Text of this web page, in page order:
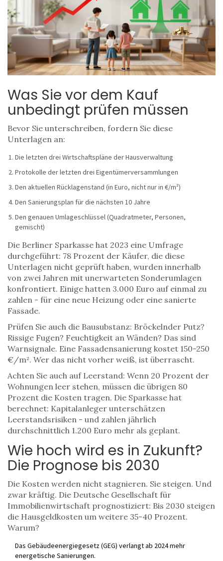
Was Sie vor dem Kauf
unbedingt prüfen müssen
Bevor Sie unterschreiben, fordern Sie diese
Unterlagen an:
Die letzten drei Wirtschaftspläne der Hausverwaltung
Protokolle der letzten drei Eigentümerversammlungen
Den aktuellen Rücklagenstand (in Euro, nicht nur in €/m²)
Den Sanierungsplan für die nächsten 10 Jahre
Den genauen Umlageschlüssel (Quadratmeter, Personen,
gemischt)
Die Berliner Sparkasse hat 2023 eine Umfrage
durchgeführt: 78 Prozent der Käufer, die diese
Unterlagen nicht geprüft haben, wurden innerhalb
von zwei Jahren mit unerwarteten Sonderumlagen
konfrontiert. Einige hatten 3.000 Euro auf einmal zu
zahlen - für eine neue Heizung oder eine sanierte
Fassade.
Prüfen Sie auch die Bausubstanz: Bröckelnder Putz?
Rissige Fugen? Feuchtigkeit an Wänden? Das sind
Warnsignale. Eine Fassadensanierung kostet 150-250
€/m². Wer das nicht vorher weiß, ist überrascht.
Achten Sie auch auf Leerstand: Wenn 20 Prozent der
Wohnungen leer stehen, müssen die übrigen 80
Prozent die Kosten tragen. Die Sparkasse hat
berechnet: Kapitalanleger unterschätzen
Leerstandsrisiken - und zahlen jährlich
durchschnittlich 1.200 Euro mehr als geplant.
Wie hoch wird es in Zukunft?
Die Prognose bis 2030
Die Kosten werden nicht stagnieren. Sie steigen. Und
zwar kräftig. Die Deutsche Gesellschaft für
Immobilienwirtschaft prognostiziert: Bis 2030 steigen
die Hausgeldkosten um weitere 35-40 Prozent.
Warum?
Das Gebäudeenergiegesetz (GEG) verlangt ab 2024 mehr
energetische Sanierungen.